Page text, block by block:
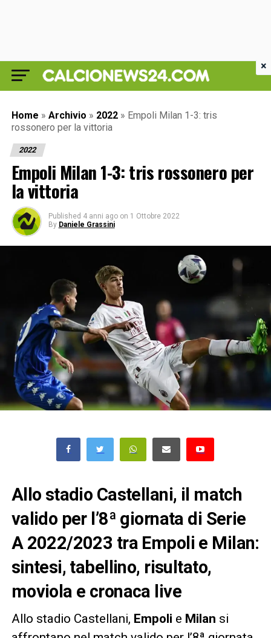
Home » Archivio » 2022 » Empoli Milan 1-3: tris
rossonero per la vittoria
2022
Empoli Milan 1-3: tris rossonero per
la vittoria
Published 4 anni ago on 1 Ottobre 2022
By Daniele Grassini
Allo stadio Castellani, il match
valido per l’8ª giornata di Serie
A 2022/2023 tra Empoli e Milan:
sintesi, tabellino, risultato,
moviola e cronaca live
Allo stadio Castellani, Empoli e Milan si
×